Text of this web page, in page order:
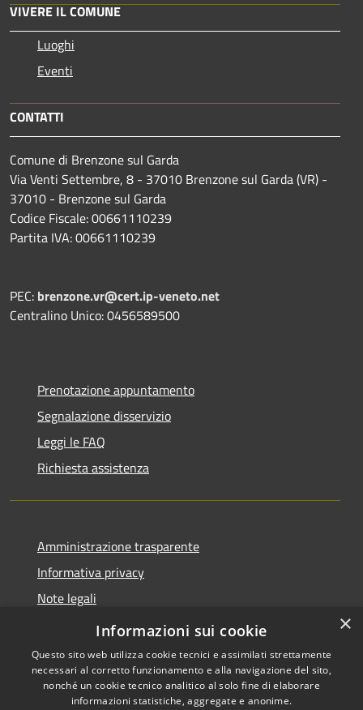
VIVERE IL COMUNE
Luoghi
Eventi
CONTATTI
Comune di Brenzone sul Garda
Via Venti Settembre, 8 - 37010 Brenzone sul Garda (VR) -
37010 - Brenzone sul Garda
Codice Fiscale: 00661110239
Partita IVA: 00661110239
PEC: brenzone.vr@cert.ip-veneto.net
Centralino Unico: 0456589500
Prenotazione appuntamento
Segnalazione disservizio
Leggi le FAQ
Richiesta assistenza
Amministrazione trasparente
Informativa privacy
Note legali
Dichiarazione di accessibilità
Copyright © 2026 • Comune di
×
Informazioni sui cookie
Questo sito web utilizza cookie tecnici e assimilati strettamente
necessari al corretto funzionamento e alla navigazione del sito,
nonché un cookie tecnico analitico al solo fine di elaborare
informazioni statistiche, aggregate e anonime.